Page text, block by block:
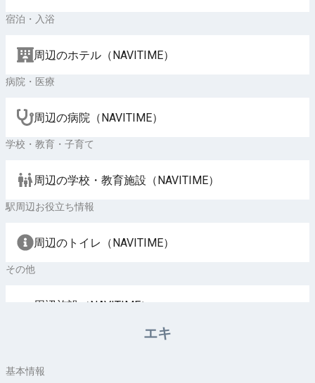
宿泊・入浴
周辺のホテル（NAVITIME）
病院・医療
周辺の病院（NAVITIME）
学校・教育・子育て
周辺の学校・教育施設（NAVITIME）
駅周辺お役立ち情報
周辺のトイレ（NAVITIME）
その他
周辺施設（NAVITIME）
エキ
基本情報